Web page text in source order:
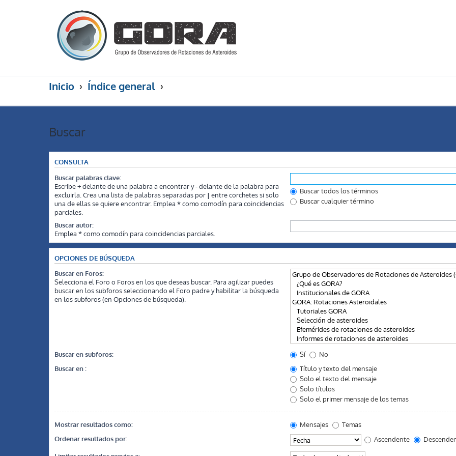
Inicio Índice general
Buscar
CONSULTA
Buscar palabras clave:
Escribe+delante de una palabra a encontrar y-delante de la palabra para
excluirla. Crea una lista de palabras separadas por | entre corchetes si solo
una de ellas se quiere encontrar. Emplea *como comodín para coincidencias
parciales.
Buscar todos los términos
Buscar cualquier término
Buscar autor:
Emplea * como comodín para coincidencias parciales.
OPCIONES DE BÚSQUEDA
Buscar en Foros:
Selecciona el Foro o Foros en los que deseas buscar. Para agilizar puedes
buscar en los subforos seleccionando el Foro padre y habilitar la búsqueda
en los subforos (en Opciones de búsqueda).
Buscar en subforos: Sí
No
Buscar en :
Título y texto del mensaje
Solo el texto del mensaje
Solo títulos
Solo el primer mensaje de los temas
Mostrar resultados como: Mensajes
Temas
Ordenar resultados por:
Ascendente